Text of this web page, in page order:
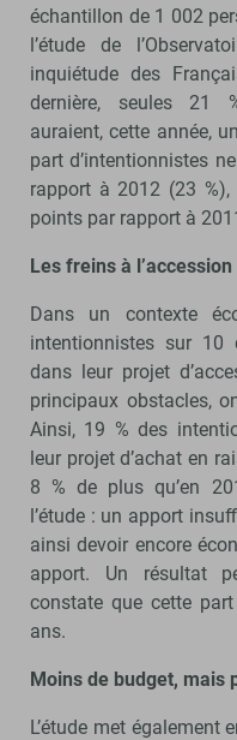
échantillon de 1 002
l’étude de
inquiétude des
dernière, seules 21
auraient, cette année,
part d’intentionnistes
rapport à 2012 (23
points par rapport à
Les freins à
Dans un contexte
intentionnistes sur 10
dans leur projet
principaux obstacles,
Ainsi, 19 % des
leur projet d’achat en
8 % de plus qu’en
l’étude : un apport
ainsi devoir encore
apport. Un résultat
constate que cette
ans.
Moins de budget, mais
L’étude met également